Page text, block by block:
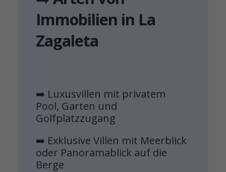
Immobilien in La
Zagaleta
➡️ Luxusvillen mit privatem
Pool, Garten und
Golfplatzzugang
➡️ Exklusive Villen mit Meerblick
oder Panoramablick auf die
Berge